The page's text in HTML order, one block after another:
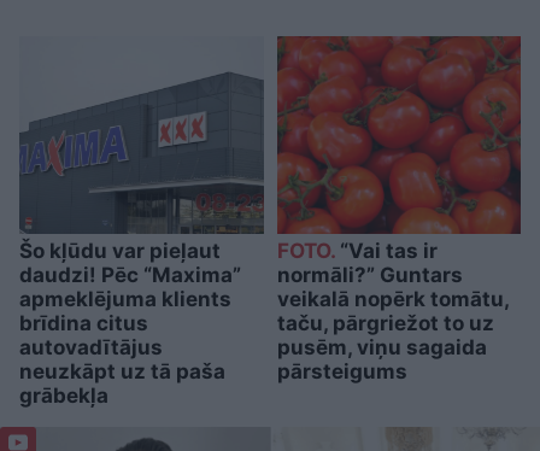
Šo kļūdu var pieļaut
daudzi! Pēc “Maxima”
apmeklējuma klients
brīdina citus
autovadītājus
neuzkāpt uz tā paša
grābekļa
FOTO.“Vai tas ir
normāli?” Guntars
veikalā nopērk tomātu,
taču, pārgriežot to uz
pusēm, viņu sagaida
pārsteigums